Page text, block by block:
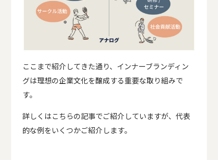
ここまで紹介してきた通り、インナーブランディン
グは理想の企業文化を醸成する重要な取り組みで
す。
詳しくはこちらの記事でご紹介していますが、 代表
的な例をいくつかご紹介します。